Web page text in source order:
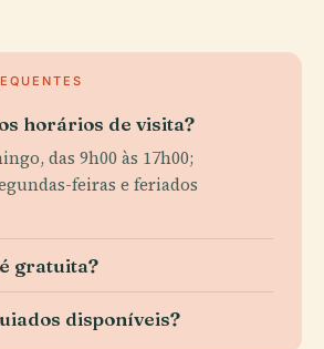
horários de visita?
das 9h00 às 17h00;
feiras e feriados
gratuita?
disponíveis?